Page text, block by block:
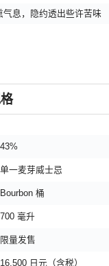
气息，隐约透出些许苦味
43%
单一麦芽威士忌
Bourbon 桶
700 毫升
限量发售
16,500 日元（含税）